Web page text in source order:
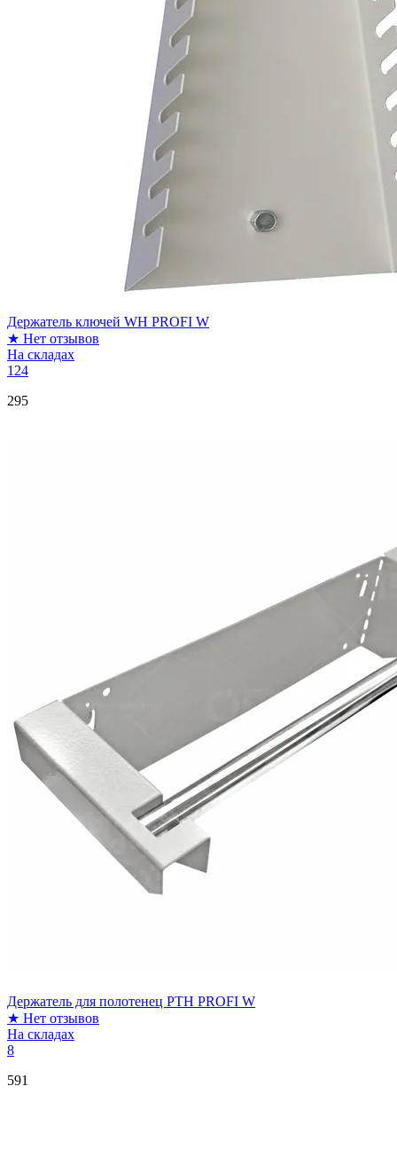
Держатель ключей WH PROFI W
★ Нет отзывов
На складах
124
295
Держатель для полотенец PTH PROFI W
★ Нет отзывов
На складах
8
591